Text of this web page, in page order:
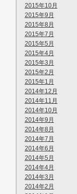
2015年10月
2015年9月
2015年8月
2015年7月
2015年5月
2015年4月
2015年3月
2015年2月
2015年1月
2014年12月
2014年11月
2014年10月
2014年9月
2014年8月
2014年7月
2014年6月
2014年5月
2014年4月
2014年3月
2014年2月